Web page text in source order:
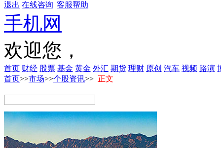
退出 在线咨询 |客服帮助
手机网
欢迎您，
首页 财经 股票 基金 黄金 外汇 期货 理财 原创 汽车 视频 路演
首页>>市场>>个股资讯>> 正文